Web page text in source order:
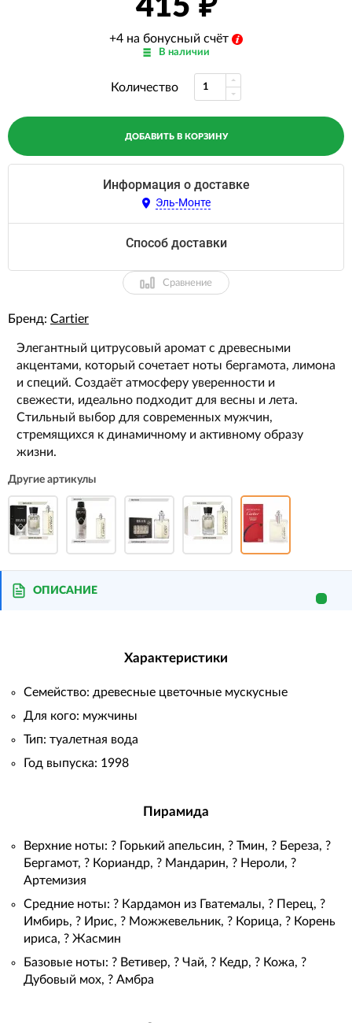
415
+4 на бонусный счёт
В наличии
Количество
ДОБАВИТЬ В КОРЗИНУ
Информация о доставке
Эль-Монте
Способ доставки
Сравнение
Бренд: Cartier
Элегантный цитрусовый аромат с древесными
акцентами, который сочетает ноты бергамота, лимона
и специй. Создаёт атмосферу уверенности и
свежести, идеально подходит для весны и лета.
Стильный выбор для современных мужчин,
стремящихся к динамичному и активному образу
жизни.
Другие артикулы
ОПИСАНИЕ
Характеристики
Семейство: древесные цветочные мускусные
Для кого: мужчины
Тип: туалетная вода
Год выпуска: 1998
Пирамида
Верхние ноты: ? Горький апельсин, ? Тмин, ? Береза, ?
Бергамот, ? Кориандр, ? Мандарин, ? Нероли, ?
Артемизия
Средние ноты: ?️ Кардамон из Гватемалы, ?️ Перец, ?
Имбирь, ? Ирис, ? Можжевельник, ? Корица, ? Корень
ириса, ? Жасмин
Базовые ноты: ? Ветивер, ? Чай, ? Кедр, ? Кожа, ?
Дубовый мох, ? Амбра